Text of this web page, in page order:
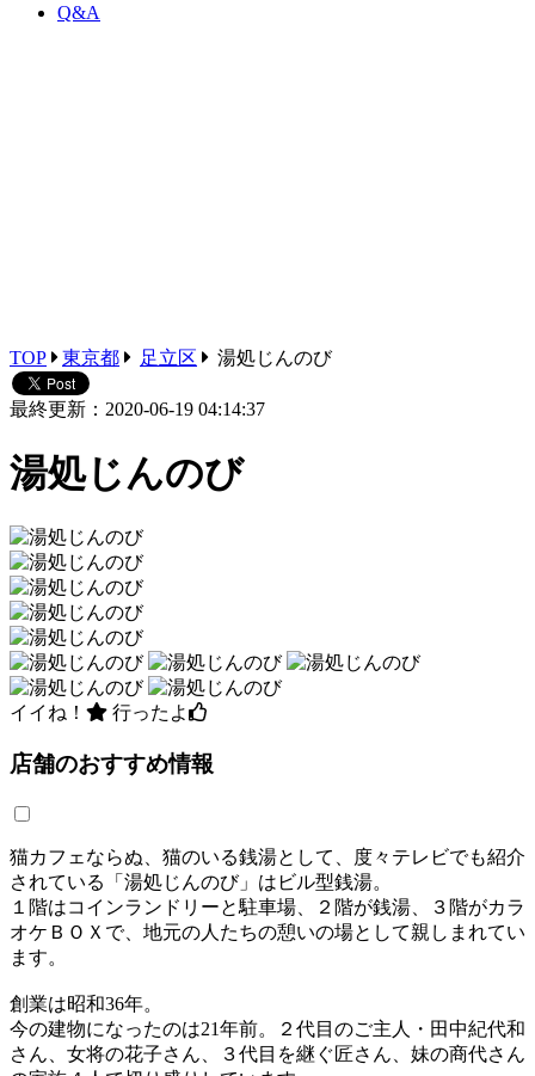
Q&A
TOP 東京都 足立区 湯処じんのび
最終更新：2020-06-19 04:14:37
湯処じんのび
イイね！ 行ったよ
店舗のおすすめ情報
猫カフェならぬ、猫のいる銭湯として、度々テレビでも紹介
されている「湯処じんのび」はビル型銭湯。
１階はコインランドリーと駐車場、２階が銭湯、３階がカラ
オケＢＯＸで、地元の人たちの憩いの場として親しまれてい
ます。
創業は昭和36年。
今の建物になったのは21年前。２代目のご主人・田中紀代和
さん、女将の花子さん、３代目を継ぐ匠さん、妹の商代さん